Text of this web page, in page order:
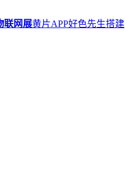
联网展黄片APP好色先生搭建